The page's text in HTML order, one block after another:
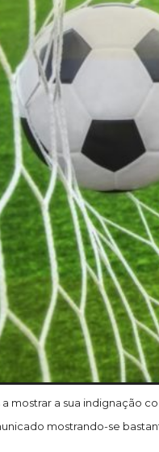
mostrar a sua indignação
mostrando-se